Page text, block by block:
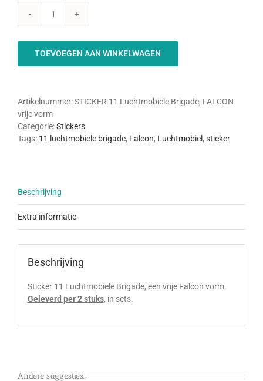
11
Brigade
-
FALCON
sticker)
aantal
TOEVOEGEN AAN WINKELWAGEN
Artikelnummer:STICKER 11 Luchtmobiele Brigade, FALCON
vrije vorm
Categorie:Stickers
Tags: 11 luchtmobiele brigade, Falcon, Luchtmobiel , sticker
Beschrijving
Extra informatie
Beschrijving
Sticker 11 Luchtmobiele Brigade, een vrije Falcon vorm.
Geleverd per 2 stuks, in sets.
Andere suggesties…